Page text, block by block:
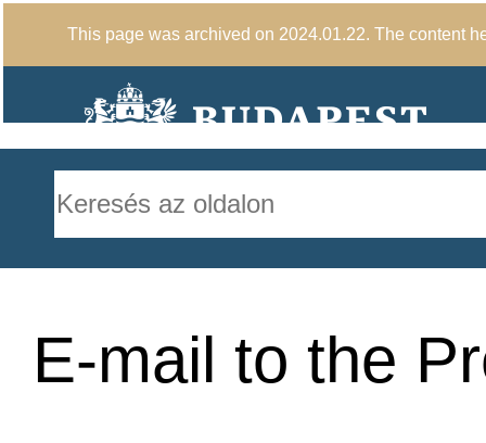
This page was archived on 2024.01.22. The content
E-mail to the